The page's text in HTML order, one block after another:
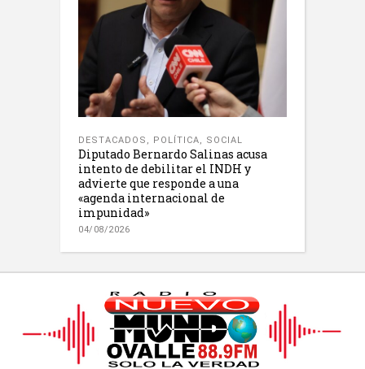
DESTACADOS , POLÍTICA, SOCIAL
Diputado Bernardo Salinas acusa
intento de debilitar el INDH y
advierte que responde a una
«agenda internacional de
impunidad»
04/08/2026